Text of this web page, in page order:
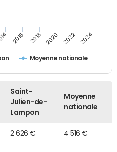
Moyenne nationale
2016 2018 2020 2022 2024
Saint-
Julien-de-
Lampon
Moyenne
nationale
2 626 € 4 516 €